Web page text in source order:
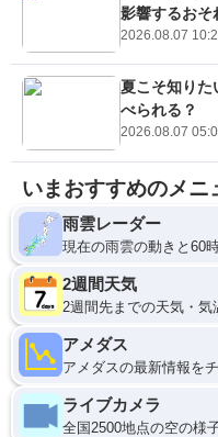
影響するおそ
2026.08.07
夏こそ知りた
べられる？
2026.08.07
いまおすすめのメニ
雨雲レーダー
現在の雨雲の動きと60
2週間天気
2週間先までの天気・気
アメダス
アメダスの最新情報を
ライブカメラ
全国2500地点の空の様